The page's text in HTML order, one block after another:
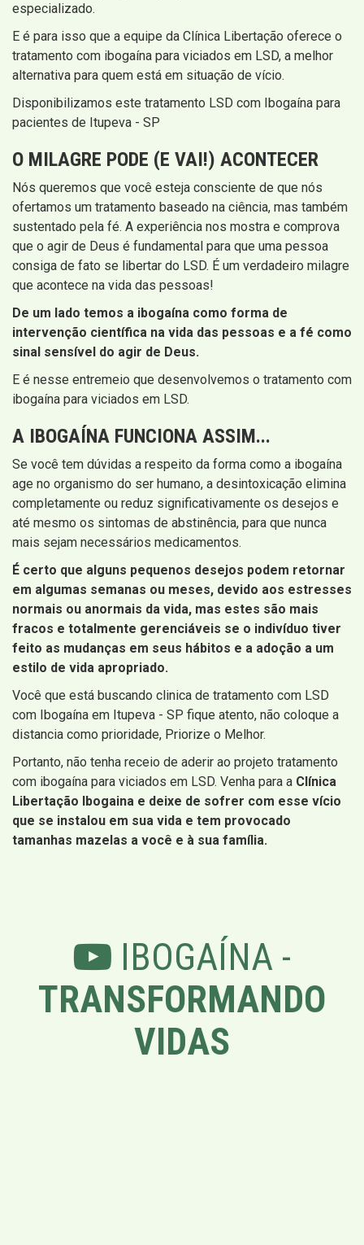
especializado.
E é para isso que a equipe da Clínica Libertação oferece o
tratamento com ibogaína para viciados em LSD, a melhor
alternativa para quem está em situação de vício.
Disponibilizamos este tratamento LSD com Ibogaína para
pacientes de Itupeva - SP
O MILAGRE PODE (E VAI!) ACONTECER
Nós queremos que você esteja consciente de que nós
ofertamos um tratamento baseado na ciência, mas também
sustentado pela fé. A experiência nos mostra e comprova
que o agir de Deus é fundamental para que uma pessoa
consiga de fato se libertar do LSD. É um verdadeiro milagre
que acontece na vida das pessoas!
De um lado temos a ibogaína como forma de
intervenção científica na vida das pessoas e a fé como
sinal sensível do agir de Deus.
E é nesse entremeio que desenvolvemos o tratamento com
ibogaína para viciados em LSD.
A IBOGAÍNA FUNCIONA ASSIM...
Se você tem dúvidas a respeito da forma como a ibogaína
age no organismo do ser humano, a desintoxicação elimina
completamente ou reduz significativamente os desejos e
até mesmo os sintomas de abstinência, para que nunca
mais sejam necessários medicamentos.
É certo que alguns pequenos desejos podem retornar
em algumas semanas ou meses, devido aos estresses
normais ou anormais da vida, mas estes são mais
fracos e totalmente gerenciáveis ​​se o indivíduo tiver
feito as mudanças em seus hábitos e a adoção a um
estilo de vida apropriado.
Você que está buscando clinica de tratamento com LSD
com Ibogaína em Itupeva - SP fique atento, não coloque a
distancia como prioridade, Priorize o Melhor.
Portanto, não tenha receio de aderir ao projeto tratamento
com ibogaína para viciados em LSD. Venha para a Clínica
Libertação Ibogaina e deixe de sofrer com esse vício
que se instalou em sua vida e tem provocado
tamanhas mazelas a você e à sua família.
IBOGAÍNA -
TRANSFORMANDO
VIDAS